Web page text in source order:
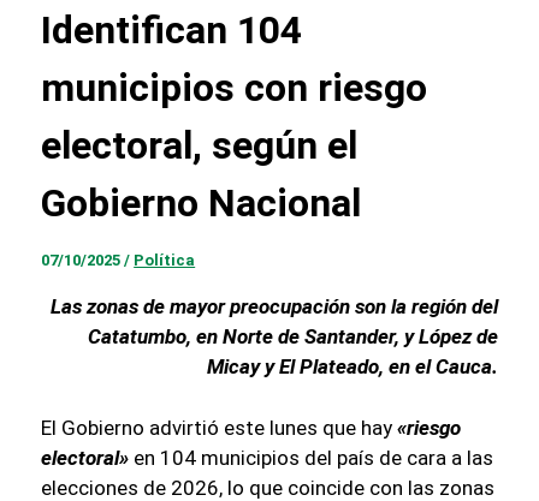
Identifican 104
municipios con riesgo
electoral, según el
Gobierno Nacional
07/10/2025/ Política
Las zonas de mayor preocupación son la región del
Catatumbo, en Norte de Santander, y López de
Micay y El Plateado, en el Cauca.
El Gobierno advirtió este lunes que hay«riesgo
electoral» en 104 municipios del país de cara a las
elecciones de 2026, lo que coincide con las zonas